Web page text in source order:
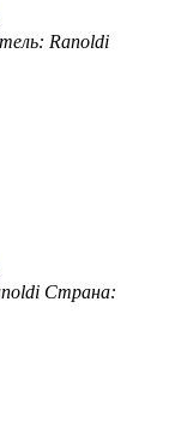
Ranoldi
Страна: